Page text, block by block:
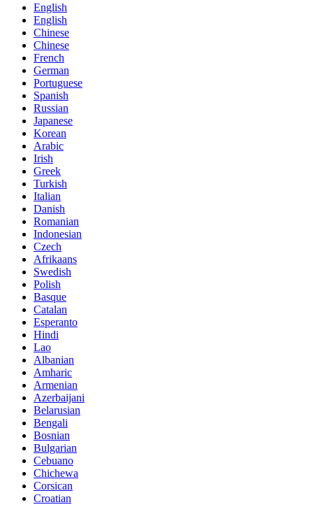
English
English
Chinese
Chinese
French
German
Portuguese
Spanish
Russian
Japanese
Korean
Arabic
Irish
Greek
Turkish
Italian
Danish
Romanian
Indonesian
Czech
Afrikaans
Swedish
Polish
Basque
Catalan
Esperanto
Hindi
Lao
Albanian
Amharic
Armenian
Azerbaijani
Belarusian
Bengali
Bosnian
Bulgarian
Cebuano
Chichewa
Corsican
Croatian